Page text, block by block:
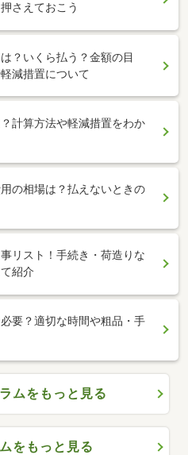
さえておこう
？いくら払う？金額の目
減措置について
計算方法や軽減措置をわか
の相場は？払えないときの
リスト！手続き・荷造りな
紹介
要？適切な時間や粗品・手
ムをもっと見る
をもっと見る